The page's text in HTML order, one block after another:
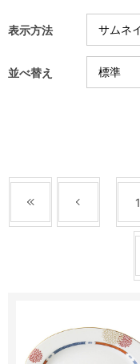
表示方法
並べ替え
1